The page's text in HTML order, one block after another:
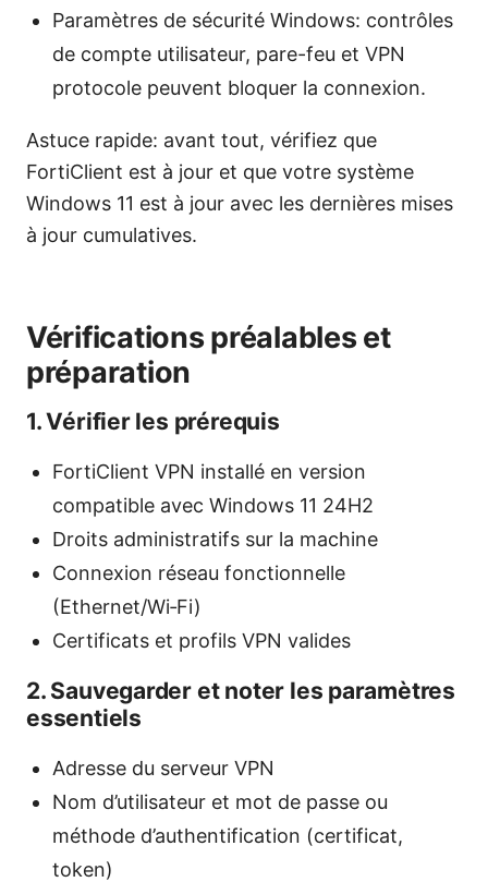
Paramètres de sécurité Windows: contrôles
de compte utilisateur, pare-feu et VPN
protocole peuvent bloquer la connexion.
Astuce rapide: avant tout, vérifiez que
FortiClient est à jour et que votre système
Windows 11 est à jour avec les dernières mises
à jour cumulatives.
Vérifications préalables et
préparation
1. Vérifier les prérequis
FortiClient VPN installé en version
compatible avec Windows 11 24H2
Droits administratifs sur la machine
Connexion réseau fonctionnelle
(Ethernet/Wi‑Fi)
Certificats et profils VPN valides
2. Sauvegarder et noter les paramètres
essentiels
Adresse du serveur VPN
Nom d’utilisateur et mot de passe ou
méthode d’authentification (certificat,
token)